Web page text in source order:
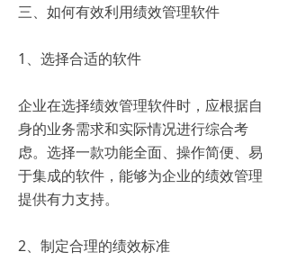
三、如何有效利用绩效管理软件
1、选择合适的软件
企业在选择绩效管理软件时，应根据自
身的业务需求和实际情况进行综合考
虑。选择一款功能全面、操作简便、易
于集成的软件，能够为企业的绩效管理
提供有力支持。
2、制定合理的绩效标准